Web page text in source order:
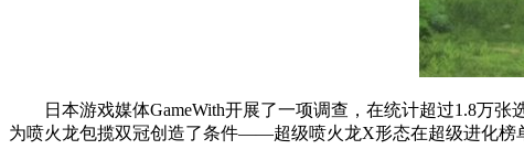
日本游戏媒体GameWith开展了一项调查，在统计超过1.8万张
为喷火龙包揽双冠创造了条件——超级喷火龙X形态在超级进化榜